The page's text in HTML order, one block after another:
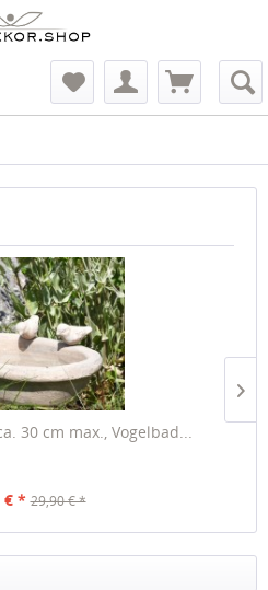
30 cm max., Vogelbad...
€ * 29,90 € *